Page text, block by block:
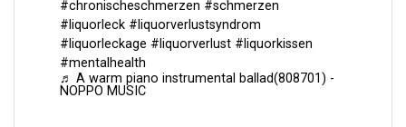
#chronischeschmerzen #schmerzen
#liquorleck #liquorverlustsyndrom
#liquorleckage #liquorverlust #liquorkissen
#mentalhealth
♬ A warm piano instrumental ballad(808701) -
NOPPO MUSIC